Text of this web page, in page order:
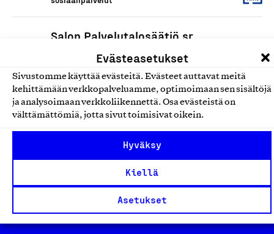
Evästeasetukset
Sivustomme käyttää evästeitä. Evästeet auttavat meitä
kehittämään verkkopalveluamme, optimoimaan sen sisältöjä
ja analysoimaan verkkoliikennettä. Osa evästeistä on
välttämättömiä, jotta sivut toimisivat oikein.
Hyväksy
Kiellä
Asetukset
Salon Palvelutalosäätiö sr
Hoiva-, asumis-, kuntoutus- ja
sosiaalipalvelut
Tuttu Lastenhoito Oy
Hoiva-, asumis-, kuntoutus- ja